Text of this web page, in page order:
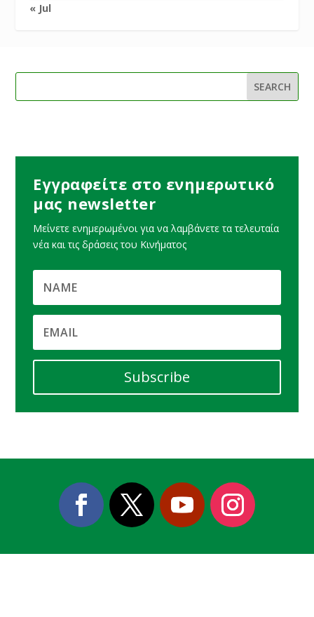
« Jul
Εγγραφείτε στο ενημερωτικό
μας newsletter
Μείνετε ενημερωμένοι για να λαμβάνετε τα τελευταία
νέα και τις δράσεις του Κινήματος
Subscribe